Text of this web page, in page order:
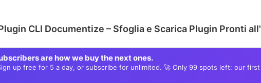
CLI Documentize – Sfoglia e Scarica Plugin Pronti
are how we buy the next ones.
up free for 5 a day, or subscribe for unlimited. 🚀 Only 99 spots left: our